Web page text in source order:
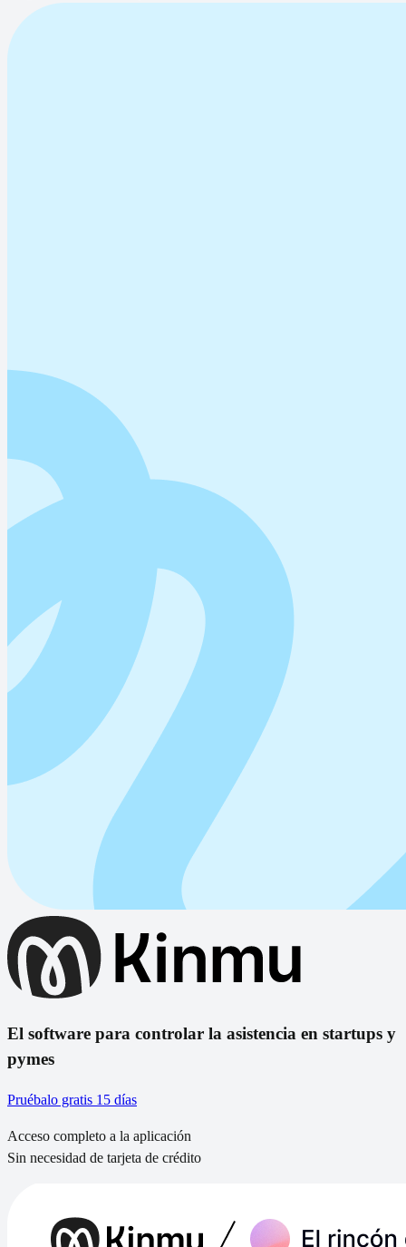
El software para controlar la asistencia en startups y
pymes
Pruébalo gratis 15 días
Acceso completo a la aplicación
Sin necesidad de tarjeta de crédito